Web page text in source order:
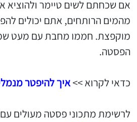
אם שכחתם לשים טיימר ולהוציא
מהמים הרותחים, אתם יכולים
מוקפצת. חממו מחבת עם מעט
הפסטה.
כדאי לקרוא >>איך להיפטר
לרשימת מתכוני פסטה מעולים עם